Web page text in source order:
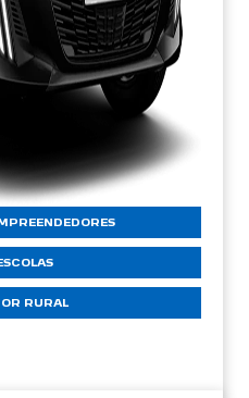
RURAL